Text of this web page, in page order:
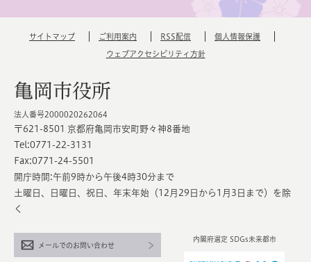
サイトマップ ご利用案内 RSS配信 個人情報保護
ウェブアクセシビリティ方針
亀岡市役所
法人番号2000020262064
〒621-8501 京都府亀岡市安町野々神8番地
Tel:0771-22-3131
Fax:0771-24-5501
開庁時間:午前9時から午後4時30分まで
土曜日、日曜日、祝日、年末年始（12月29日から1月3日まで）を除
く
内閣府選定 SDGs未来都市
メールでのお問い合わせ